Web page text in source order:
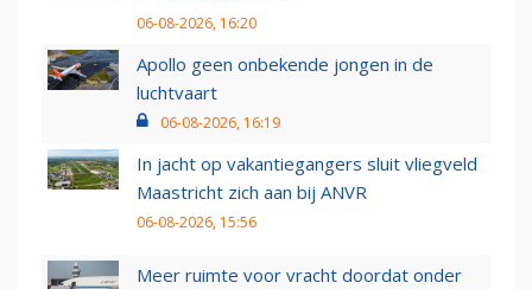
06-08-2026, 16:20
Apollo geen onbekende jongen in de
luchtvaart
06-08-2026, 16:19
In jacht op vakantiegangers sluit vliegveld
Maastricht zich aan bij ANVR
06-08-2026, 15:56
Meer ruimte voor vracht doordat onder